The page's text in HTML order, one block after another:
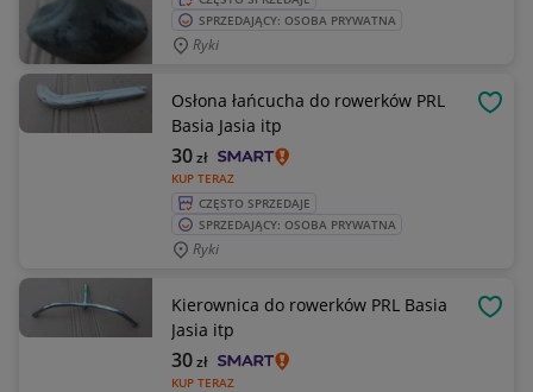
SPRZEDAJĄCY: OSOBA PRYWATNA
Ryki
Osłona łańcucha do rowerków PRL
Basia Jasia itp
KUP TERAZ
30zł
CZĘSTO SPRZEDAJE
SPRZEDAJĄCY: OSOBA PRYWATNA
Ryki
Kierownica do rowerków PRL Basia
Jasia itp
KUP TERAZ
30zł